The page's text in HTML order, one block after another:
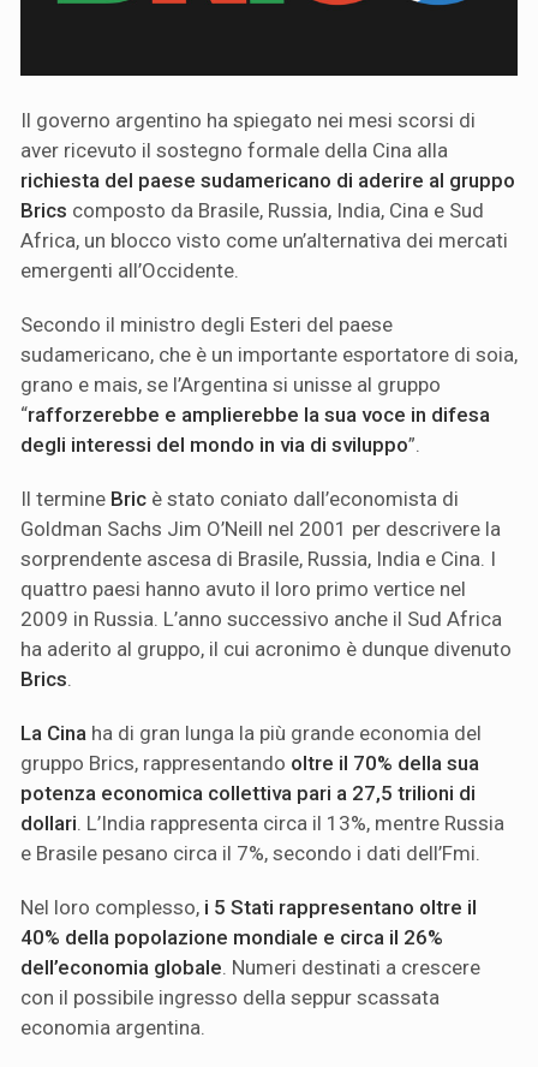
Il governo argentino ha spiegato nei mesi scorsi di
aver ricevuto il sostegno formale della Cina alla
richiesta del paese sudamericano di aderire al gruppo
Brics composto da Brasile, Russia, India, Cina e Sud
Africa, un blocco visto come un’alternativa dei mercati
emergenti all’Occidente.
Secondo il ministro degli Esteri del paese
sudamericano, che è un importante esportatore di soia,
grano e mais, se l’Argentina si unisse al gruppo
“rafforzerebbe e amplierebbe la sua voce in difesa
degli interessi del mondo in via di sviluppo”.
Il termine Bric è stato coniato dall’economista di
Goldman Sachs Jim O’Neill nel 2001 per descrivere la
sorprendente ascesa di Brasile, Russia, India e Cina. I
quattro paesi hanno avuto il loro primo vertice nel
2009 in Russia. L’anno successivo anche il Sud Africa
ha aderito al gruppo, il cui acronimo è dunque divenuto
Brics
La Cina ha di gran lunga la più grande economia del
gruppo Brics, rappresentando oltre il 70% della sua
potenza economica collettiva pari a 27,5 trilioni di
dollari . L’India rappresenta circa il 13%, mentre Russia
e Brasile pesano circa il 7%, secondo i dati dell’Fmi.
Nel loro complesso, i 5 Stati rappresentano oltre il
40% della popolazione mondiale e circa il 26%
dell’economia globale . Numeri destinati a crescere
con il possibile ingresso della seppur scassata
economia argentina.